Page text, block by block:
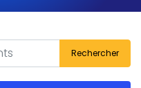
Rechercher